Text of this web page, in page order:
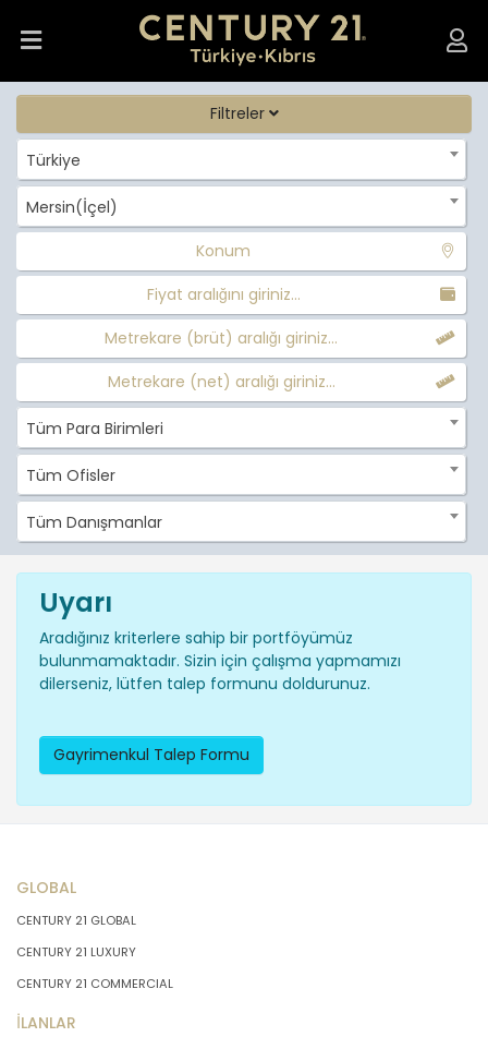
Filtreler
Türkiye
Mersin(İçel)
Konum
Fiyat aralığını giriniz...
Metrekare (brüt) aralığı giriniz...
Metrekare (net) aralığı giriniz...
Tüm Para Birimleri
Tüm Ofisler
Tüm Danışmanlar
Uyarı
Aradığınız kriterlere sahip bir portföyümüz
bulunmamaktadır. Sizin için çalışma yapmamızı
dilerseniz, lütfen talep formunu doldurunuz.
Gayrimenkul Talep Formu
GLOBAL
CENTURY 21 GLOBAL
CENTURY 21 LUXURY
CENTURY 21 COMMERCIAL
İLANLAR